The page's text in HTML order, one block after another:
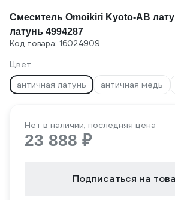
Смеситель Omoikiri Kyoto-AB
латунь 4994287
Код товара: 16024909
Цвет
античная латунь
античная медь
Нет в наличии, последняя цена
23 888 ₽
Подписаться на